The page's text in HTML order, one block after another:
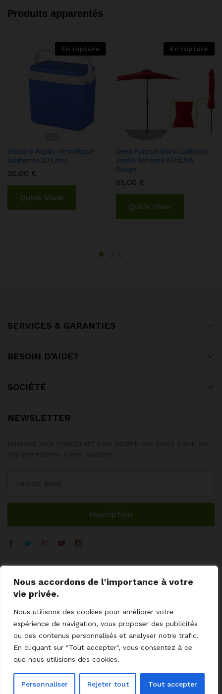
Nous accordons de l'importance à votre
vie privée.
Nous utilisons des cookies pour améliorer votre
expérience de navigation, vous proposer des publicités
ou des contenus personnalisés et analyser notre trafic.
En cliquant sur "Tout accepter", vous consentez à ce
que nous utilisions des cookies.
Personnaliser Rejeter tout Tout accepter
Produits apparentés
En rupture
Glacière Rigide Hermétique
Isotherme 10 Litres
20,00 €
Quick View
En rupture
Demi Parasol Mural Extérieur
Jardin Terrasse ATHENA
Rouge
55,00 €
Quick View
SERVICES & GARANTIES
BESOIN D’AIDE?
SOCIÉTÉ
NEWSLETTER
© 2023 GoodCoProximity.mentions légalesICGVICookies
Livraisons - retourI Aides / SAVI